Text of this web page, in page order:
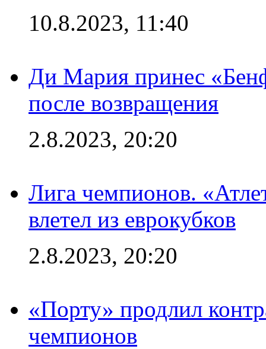
10.8.2023, 11:40
Ди Мария принес
после возвращения
2.8.2023, 20:20
Лига чемпионов.
влетел из еврокубков
2.8.2023, 20:20
«Порту» продлил
чемпионов